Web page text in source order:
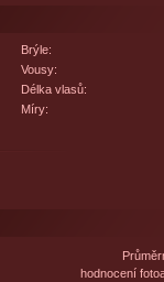
Brýle:
Vousy:
Délka vlasů:
Míry:
hodnocení